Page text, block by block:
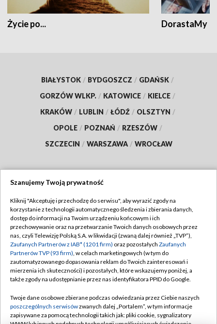
Życie po... DorastaMy
BIAŁYSTOK / BYDGOSZCZ / GDAŃSK /
GORZÓW WLKP. / KATOWICE / KIELCE /
KRAKÓW / LUBLIN / ŁÓDŹ / OLSZTYN /
OPOLE / POZNAŃ / RZESZÓW /
SZCZECIN / WARSZAWA / WROCŁAW
TVP
Abonament TVP
Emisja w TVP
Centrum informacji TVP
Naziemna Telewizja Cyfrowa
Rada Programowa
System NOS
Regulamin TVP
Polityka prywatności
Moje zgody
Pomoc
Kontakt
Szanujemy Twoją prywatność
Kliknij "Akceptuję i przechodzę do serwisu", aby wyrazić zgody na
korzystanie z technologii automatycznego śledzenia i zbierania danych,
dostęp do informacji na Twoim urządzeniu końcowym i ich
przechowywanie oraz na przetwarzanie Twoich danych osobowych przez
nas, czyli Telewizję Polską S.A. w likwidacji (zwaną dalej również „TVP”),
Zaufanych Partnerów z IAB* (1201 firm) oraz pozostałych Zaufanych
Partnerów TVP (93 firm), w celach marketingowych (w tym do
zautomatyzowanego dopasowania reklam do Twoich zainteresowań i
mierzenia ich skuteczności) i pozostałych, które wskazujemy poniżej, a
także zgody na udostępnianie przez nas identyfikatora PPID do Google.
Twoje dane osobowe zbierane podczas odwiedzania przez Ciebie naszych
poszczególnych serwisówzwanych dalej „Portalem”, w tym informacje
zapisywane za pomocą technologii takich jak: pliki cookie, sygnalizatory